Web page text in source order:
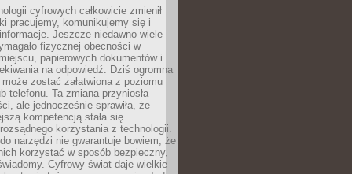
cyfrowych całkowicie zmienił
pracujemy, komunikujemy się i
Jeszcze niedawno wiele
fizycznej obecności w
papierowych dokumentów i
na odpowiedź. Dziś ogromna
zostać załatwiona z poziomu
telefonu. Ta zmiana przyniosła
ale jednocześnie sprawiła, że
kompetencją stała się
korzystania z technologii.
narzędzi nie gwarantuje bowiem, że
korzystać w sposób bezpieczny,
Cyfrowy świat daje wielkie